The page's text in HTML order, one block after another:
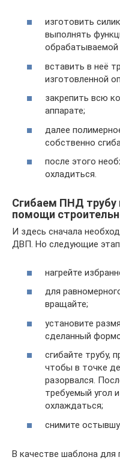
изготовить
выполнять
обрабатываемой
вставить в неё
изготовленной
закрепить всю
аппарате;
далее
собственно
после этого
охладиться.
Сгибаем ПНД трубу
помощи
И здесь сначала
ДВП. Но следующие
нагрейте
для
вращайте;
установите
сделанный
сгибайте трубу,
чтобы в точке
разорвался.
требуемый угол
охлаждаться;
снимите
В качестве шаблона для